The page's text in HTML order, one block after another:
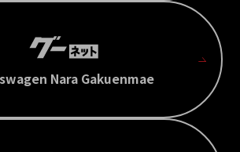
Nara Gakuenmae